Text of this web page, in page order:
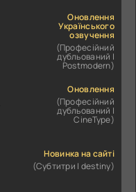
Оновлення
Українського
озвучення
(Професійний
дубльований |
Postmodern)
Оновлення
(Професійний
дубльований |
CineType)
Новинка на сайті
(Субтитри | destiny)